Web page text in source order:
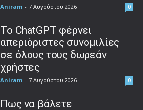
Aniram - 7 Αυγούστου 2026 0
Το ChatGPT φέρνει
απεριόριστες συνομιλίες
σε όλους τους δωρεάν
χρήστες
Aniram - 7 Αυγούστου 2026 0
Πως να βάλετε